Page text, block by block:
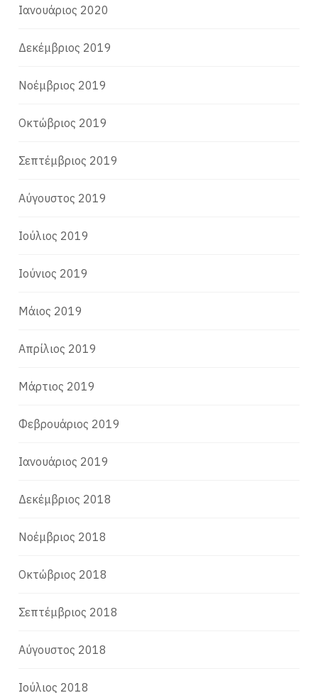
Ιανουάριος 2020
Δεκέμβριος 2019
Νοέμβριος 2019
Οκτώβριος 2019
Σεπτέμβριος 2019
Αύγουστος 2019
Ιούλιος 2019
Ιούνιος 2019
Μάιος 2019
Απρίλιος 2019
Μάρτιος 2019
Φεβρουάριος 2019
Ιανουάριος 2019
Δεκέμβριος 2018
Νοέμβριος 2018
Οκτώβριος 2018
Σεπτέμβριος 2018
Αύγουστος 2018
Ιούλιος 2018